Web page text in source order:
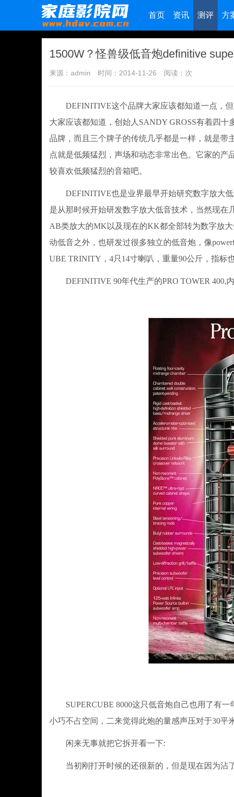
首页 资讯 测评 方
1500W？怪兽级低音炮definitive
来源：admin 时间：2014-11-26 阅读： 次
DEFINITIVE这个品牌大家应该都知道一点，但
大家应该都知道，创始人SANDY GROSS有着四
品牌，而且三个牌子的传统几乎都是一样，就是
点就是低频猛烈，声场和动态非常出色。它家的
较喜欢低频猛烈的音箱吧。
DEFINITIVE也是业界最早开始研究数字放大低
是从那时候开始研发数字放大低音技术，当然现
AB类放大的MK以及现在的KK都全部转为数字放
动低音之外，也研发过很多独立的低音炮，像
UBE TRINITY，4只14寸喇叭，重量90公斤，指标
DEFINITIVE 90年代生产的PRO TOWER 400,内
SUPERCUBE 8000这只低音炮自己也用了有一
小巧不占空间，二来觉得此炮的量感声压对于30平
闲来无事就把它拆开看一下:
当初刚打开时候的还很新的，但是现在因为沾了